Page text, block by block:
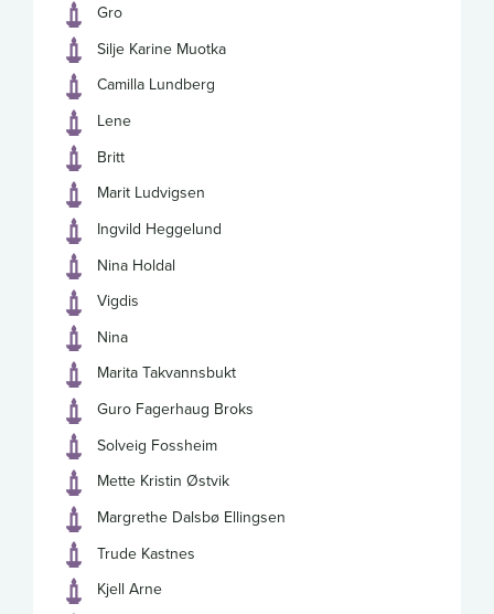
Gro
Silje Karine Muotka
Camilla Lundberg
Lene
Britt
Marit Ludvigsen
Ingvild Heggelund
Nina Holdal
Vigdis
Nina
Marita Takvannsbukt
Guro Fagerhaug Broks
Solveig Fossheim
Mette Kristin Østvik
Margrethe Dalsbø Ellingsen
Trude Kastnes
Kjell Arne